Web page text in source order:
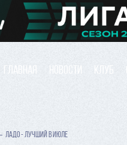
ГЛАВНАЯ НОВОСТИ КЛУБ
ЛАДО - ЛУЧШИЙ В ИЮЛЕ